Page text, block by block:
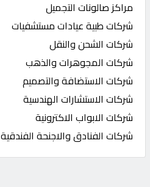
مراكز صالونات التجميل
شركات طبية عيادات مستشفيات
شركات الشحن والنقل
شركات المجوهرات والذهب
شركات الاستضافة والتصميم
شركات الاستشارات الهندسية
شركات الابواب الاكترونية
شركات الفنادق والاجنحة الفندقية